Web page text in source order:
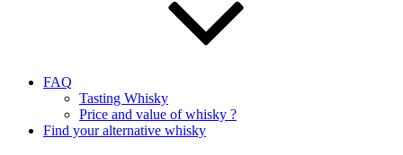
FAQ
Tasting Whisky
Price and value of whisky ?
Find your alternative whisky